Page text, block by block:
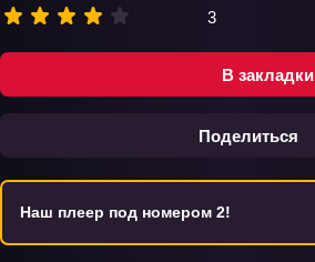
В закладки
Поделиться
3
Наш плеер под номером 2!